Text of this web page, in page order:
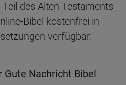
des Alten Testaments
Bibel kostenfrei in
verfügbar.
Gute Nachricht Bibel